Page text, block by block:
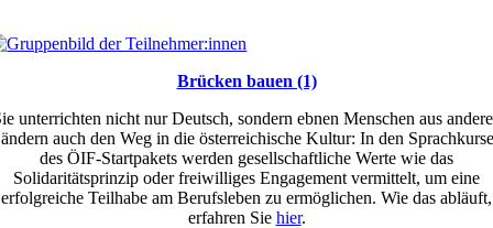
Brücken bauen (1)
unterrichten nicht nur Deutsch, sondern ebnen Menschen aus
auch den Weg in die österreichische Kultur: In den
des ÖIF-Startpakets werden gesellschaftliche Werte wie das
Solidaritätsprinzip oder freiwilliges Engagement vermittelt, um eine
erfolgreiche Teilhabe am Berufsleben zu ermöglichen. Wie das abläuft,
erfahren Sie hier.